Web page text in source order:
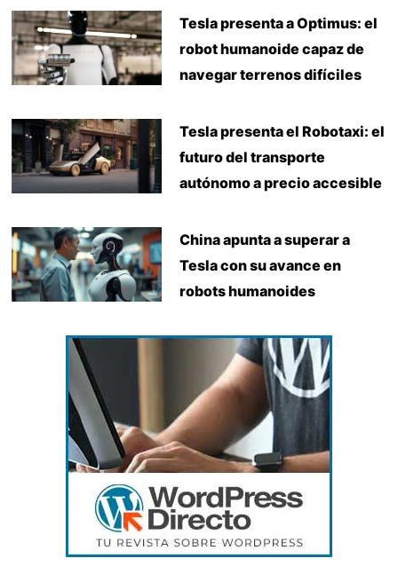
Tesla presenta a Optimus: el
robot humanoide capaz de
navegar terrenos difíciles
Tesla presenta el Robotaxi: el
futuro del transporte
autónomo a precio accesible
China apunta a superar a
Tesla con su avance en
robots humanoides